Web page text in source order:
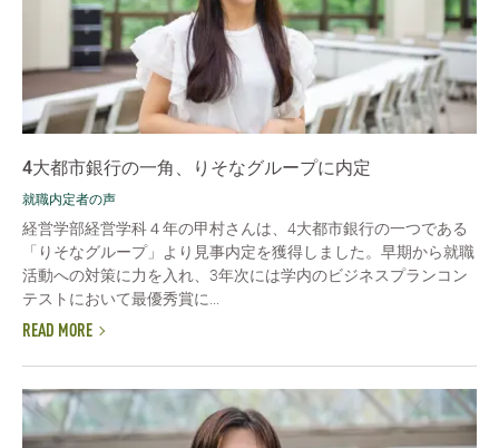
4大都市銀行の一角、りそなグループに内定
就職内定者の声
経営学部経営学科４年の甲村さんは、4大都市銀行の一つである
「りそなグループ」より見事内定を獲得しました。早期から就職
活動への対策に力を入れ、3年次には学内のビジネスプランコン
テストにおいて最優秀賞に...
READ MORE